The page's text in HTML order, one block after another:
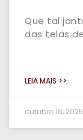
Que tal
das telas
LEIA MAIS >>
outubro 16, 2025